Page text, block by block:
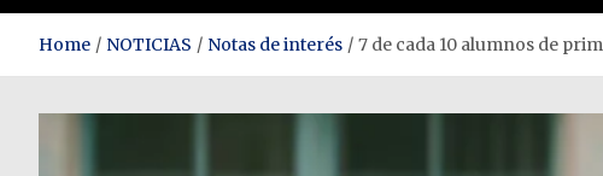
Home NOTICIAS Notas de interés 7 de cada 10 alumnos de